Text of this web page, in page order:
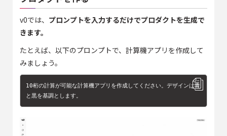
v0では、 プロンプトを入力するだけでプロダクトを生成で
きます。
たとえば、以下のプロンプトで、計算機アプリを作成して
みましょう。
10桁の計算が可能な計算機アプリを作成してください。デザインは青
と黒を基調とします。